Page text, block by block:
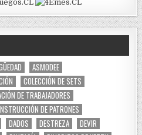
ASMODEE
COLECCIÓN DE SETS
DE TRABAJADORES
DE PATRONES
DADOS DESTREZA
DEVIR